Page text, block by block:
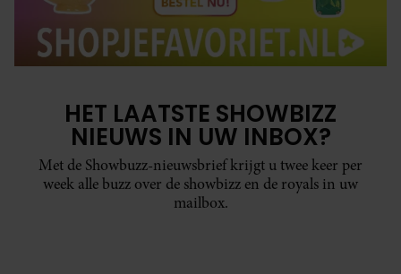
HET LAATSTE SHOWBIZZ
NIEUWS IN UW INBOX?
Met de Showbuzz-nieuwsbrief krijgt u twee keer per
week alle buzz over de showbizz en de royals in uw
mailbox.